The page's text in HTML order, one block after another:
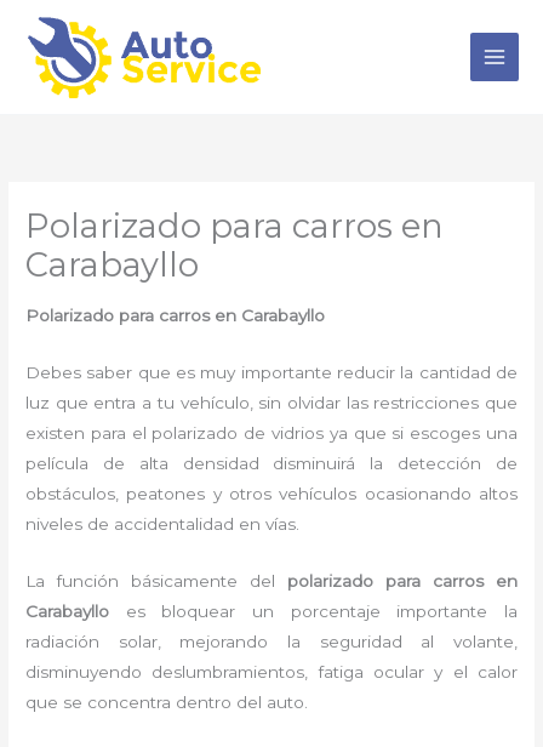
contenido
Polarizado para carros en
Carabayllo
Polarizado para carros en Carabayllo
Debes saber que es muy importante reducir la cantidad de
luz que entra a tu vehículo, sin olvidar las restricciones que
existen para el polarizado de vidrios ya que si escoges una
película de alta densidad disminuirá la detección de
obstáculos, peatones y otros vehículos ocasionando altos
niveles de accidentalidad en vías.
La función básicamente del polarizado para carros en
Carabayllo es bloquear un porcentaje importante la
radiación solar, mejorando la seguridad al volante,
disminuyendo deslumbramientos, fatiga ocular y el calor
que se concentra dentro del auto.